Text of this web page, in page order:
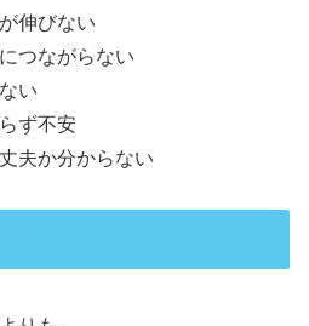
伸びない
つながらない
い
ず不安
夫か分からない